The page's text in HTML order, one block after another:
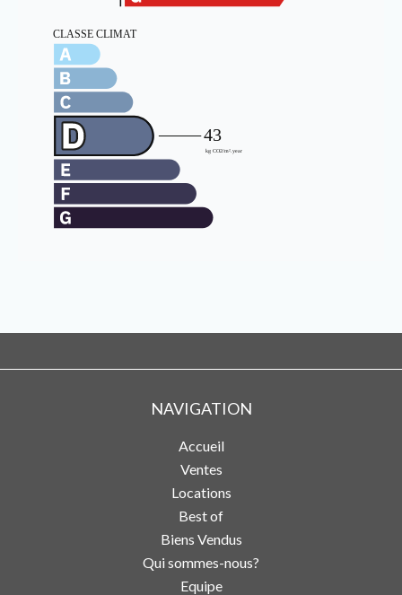
NAVIGATION
Accueil
Ventes
Locations
Best of
Biens Vendus
Qui sommes-nous?
Equipe